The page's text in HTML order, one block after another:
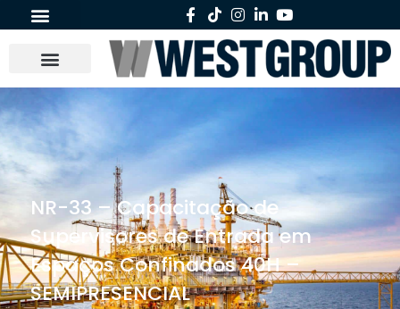
NR-33 – Capacitação de
Supervisores de Entrada em
Espaços Confinados 40H –
SEMIPRESENCIAL